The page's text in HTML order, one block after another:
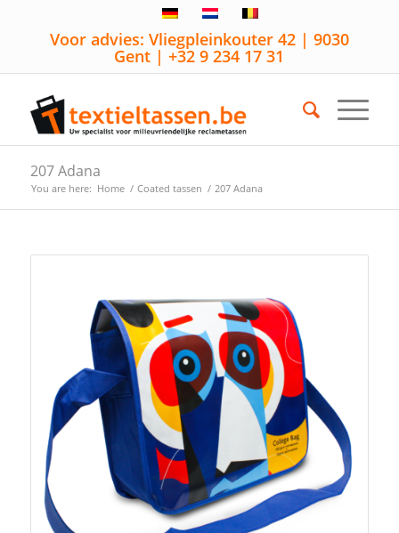
Voor advies: Vliegpleinkouter 42 | 9030
Gent | +32 9 234 17 31
207 Adana
You are here: Home / Coated tassen / 207 Adana